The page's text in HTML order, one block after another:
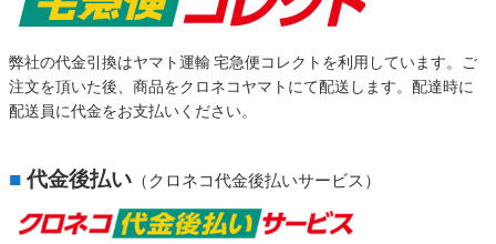
弊社の代金引換はヤマト運輸 宅急便コレクトを利用しています。ご
注文を頂いた後、商品をクロネコヤマトにて配送します。配達時に
配送員に代金をお支払いください。
■代金後払い （クロネコ代金後払いサービス）